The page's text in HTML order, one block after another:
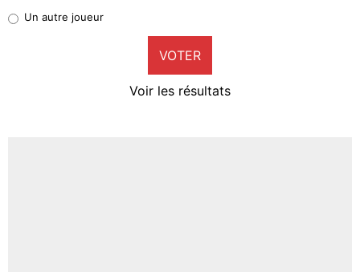
9%
Un autre joueur
VOTER
Voir les résultats